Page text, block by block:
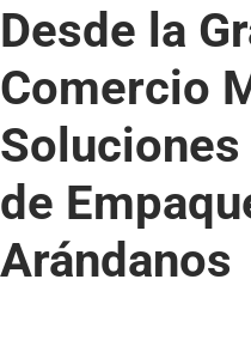
Desde la
Comercio
de
Arándanos